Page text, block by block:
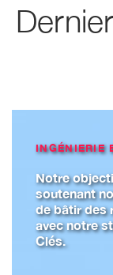
INGÉNIERIE
Notre
soutenant
de bâtir des
avec notre
Clés.